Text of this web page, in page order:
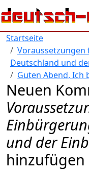
Direkt zum Inhalt
Startseite
Deutschland und
Guten Abend, Ich
Neuen
und der
hinzufügen